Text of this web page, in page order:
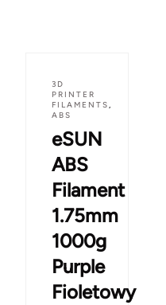
3D
PRINTER
FILAMENTS,
ABS
eSUN
ABS
Filament
1.75mm
1000g
Purple
Fioletowy